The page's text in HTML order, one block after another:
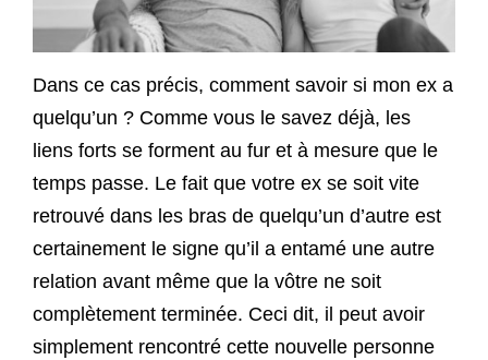
Dans ce cas précis, comment savoir si mon ex a
quelqu’un ? Comme vous le savez déjà, les
liens forts se forment au fur et à mesure que le
temps passe. Le fait que votre ex se soit vite
retrouvé dans les bras de quelqu’un d’autre est
certainement le signe qu’il a entamé une autre
relation avant même que la vôtre ne soit
complètement terminée. Ceci dit, il peut avoir
simplement rencontré cette nouvelle personne